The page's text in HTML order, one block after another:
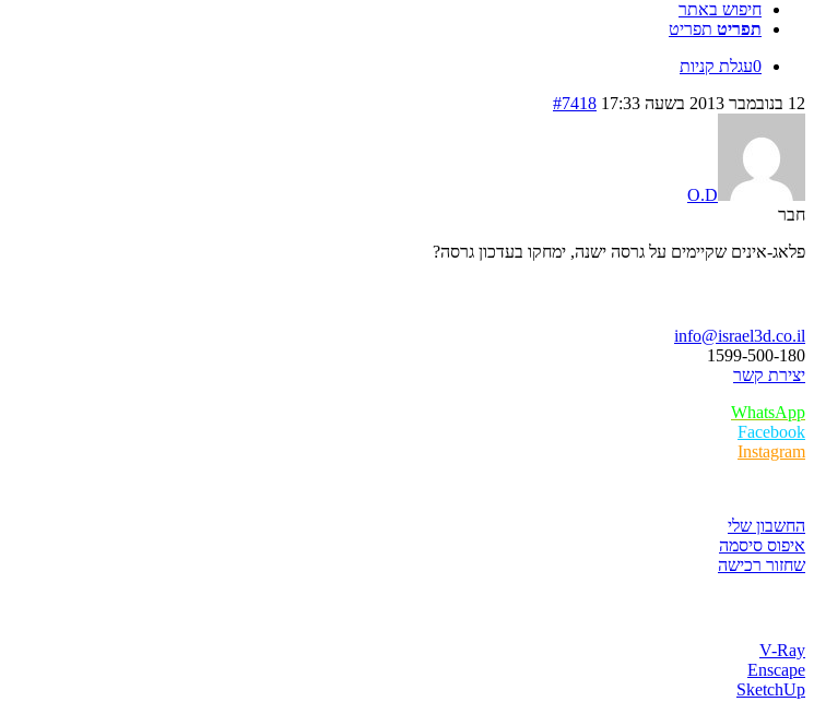
חיפוש באתר
תפריט תפריט
0עגלת קניות
12 בנובמבר 2013 בשעה 17:33
#7418
O.D
חבר
פלאג-אינים שקיימים על גרסה ישנה, ימחקו בעדכון גרסה?
info@israel3d.co.il
1599-500-180
יצירת קשר
WhatsApp
Facebook
Instagram
החשבון שלי
איפוס סיסמה
שחזור רכישה
V-Ray
Enscape
SketchUp